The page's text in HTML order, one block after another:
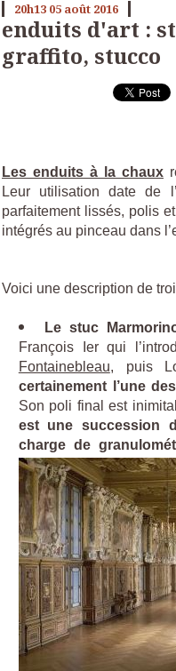
20h13 05 août 2016
enduits d'art :
graffito, stucco
Les enduits à la chaux
Leur utilisation date de
parfaitement lissés, polis
intégrés au pinceau dans
Voici une description de
Le stuc
François Ier qui
Fontainebleau, puis
certainement l’une
Son poli final est
est unesuccession
charge de